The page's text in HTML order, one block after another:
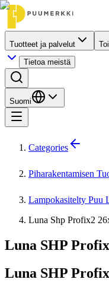
Tuotteet ja palvelut
Tietoa meistä
Suomi
Categories
Piharakentamisen
Lampokasitelty Puu
Luna Shp Profix2
Luna SHP
Luna SHP